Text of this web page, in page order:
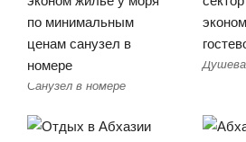
Санузел в номере